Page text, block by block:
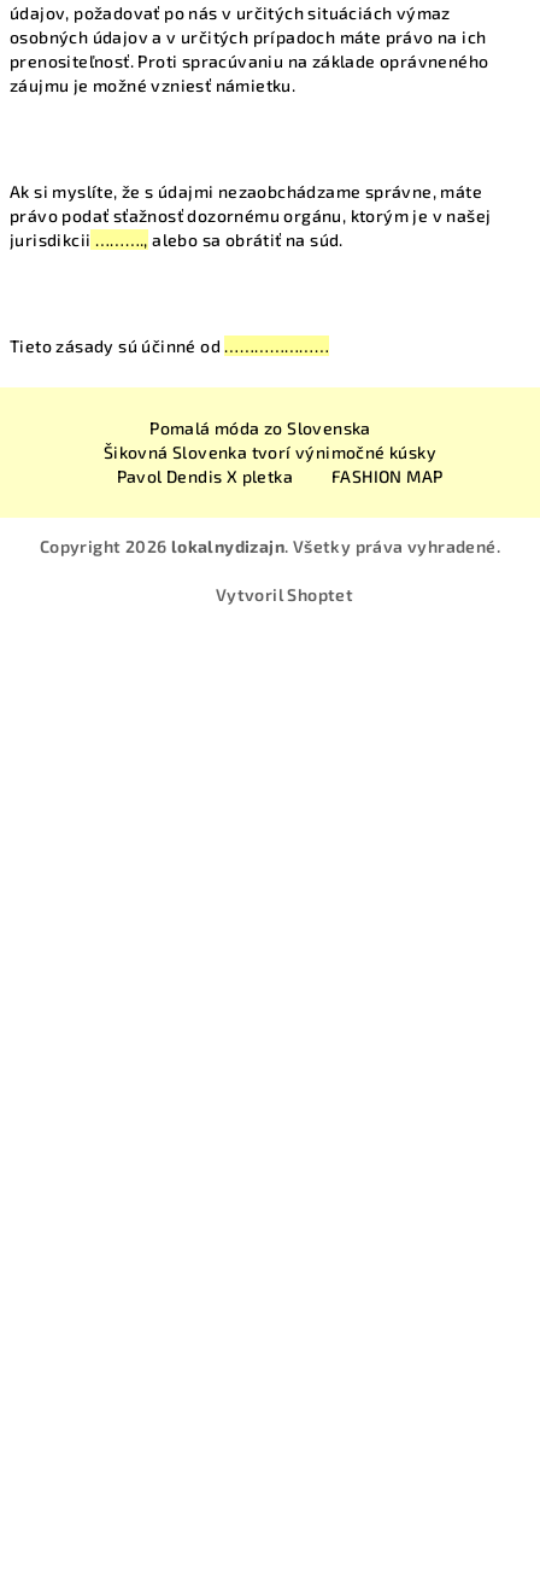
údajov, požadovať po nás v určitých situáciách výmaz
osobných údajov a v určitých prípadoch máte právo na ich
prenositeľnosť. Proti spracúvaniu na základe oprávneného
záujmu je možné vzniesť námietku.
Ak si myslíte, že s údajmi nezaobchádzame správne, máte
právo podať sťažnosť dozornému orgánu, ktorým je v našej
jurisdikcii ………., alebo sa obrátiť na súd.
Tieto zásady sú účinné od …………………
Pomalá móda zo Slovenska
Šikovná Slovenka tvorí výnimočné kúsky
Pavol Dendis X pletka
FASHION MAP
Copyright 2026 lokalnydizajn. Všetky práva vyhradené.
Vytvoril Shoptet